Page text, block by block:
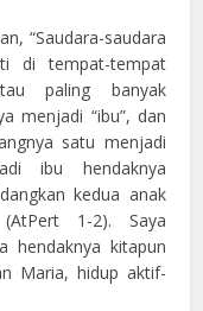
“Saudara-saudara
di tempat-tempat
paling banyak
menjadi “ibu”, dan
satu menjadi
ibu hendaknya
kedua anak
1-2). Saya
hendaknya kitapun
Maria, hidup aktif-